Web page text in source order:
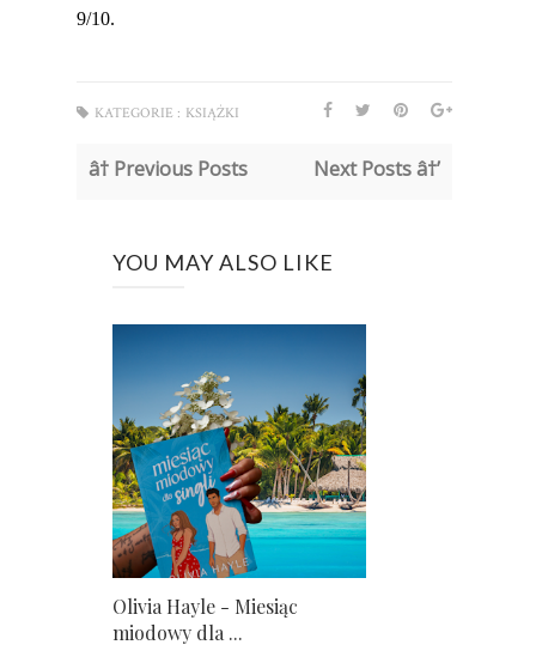
9/10.
KATEGORIE : KSIĄŻKI
â† Previous Posts Next Posts â†’
YOU MAY ALSO LIKE
Olivia Hayle - Miesiąc
miodowy dla ...